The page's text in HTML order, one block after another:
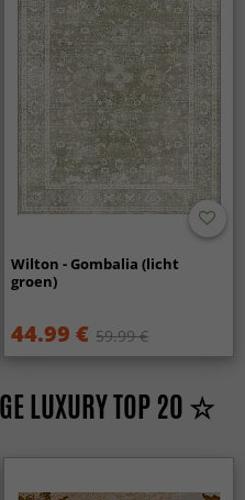
Wilton - Gombalia (licht
groen)
44.99 € 59.99 €
LUXURY TOP 20 ☆